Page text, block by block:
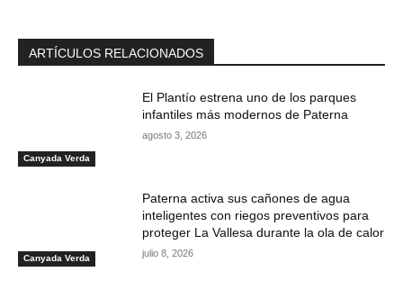
ARTÍCULOS RELACIONADOS
Canyada Verda
El Plantío estrena uno de los parques
infantiles más modernos de Paterna
agosto 3, 2026
Canyada Verda
Paterna activa sus cañones de agua
inteligentes con riegos preventivos para
proteger La Vallesa durante la ola de calor
julio 8, 2026